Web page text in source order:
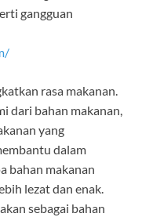
gangguan
rasa makanan.
dari bahan makanan,
yang
dalam
bahan makanan
lezat dan enak.
sebagai bahan